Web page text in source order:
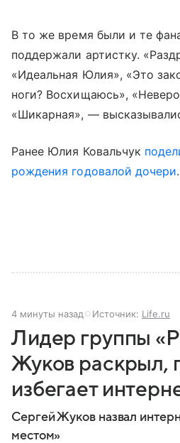
В то же время были и те
поддержали артистку.
«Идеальная Юлия», «Это
ноги? Восхищаюсь»,
«Шикарная», —
Ранее Юлия Ковальчук
рождения годовалой дочери.
4 минуты назад Источник: Life.ru
Лидер группы
Жуков раскрыл,
избегает
Сергей Жуков назвал
местом»